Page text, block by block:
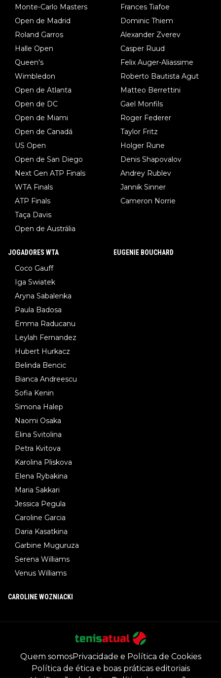
Monte-Carlo Masters
Open de Madrid
Roland Garros
Halle Open
Queen's
Wimbledon
Open de Atlanta
Open de DC
Open de Miami
Open de Canadá
US Open
Open de San Diego
Next Gen ATP Finals
WTA Finals
ATP Finals
Taça Davis
Open de Austrália
Frances Tiafoe
Dominic Thiem
Alexander Zverev
Casper Ruud
Felix Auger-Aliassime
Roberto Bautista Agut
Matteo Berrettini
Gael Monfils
Roger Federer
Taylor Fritz
Holger Rune
Denis Shapovalov
Andrey Rublev
Jannik Sinner
Cameron Norrie
JOGADORES WTA
Coco Gauff
Iga Swiatek
Aryna Sabalenka
Paula Badosa
Emma Raducanu
Leylah Fernandez
Hubert Hurkacz
Belinda Bencic
Bianca Andreescu
Sofia Kenin
Simona Halep
Naomi Osaka
Elina Svitolina
Petra Kvitova
Karolina Pliskova
Elena Rybakina
Maria Sakkari
Jessica Pegula
Caroline Garcia
Daria Kasatkina
Garbine Muguruza
Serena Williams
Venus Williams
EUGENIE BOUCHARD
CAROLINE WOZNIACKI
Quem somosPrivacidade e Política de Cookies
Política de ética e boas práticas editoriais